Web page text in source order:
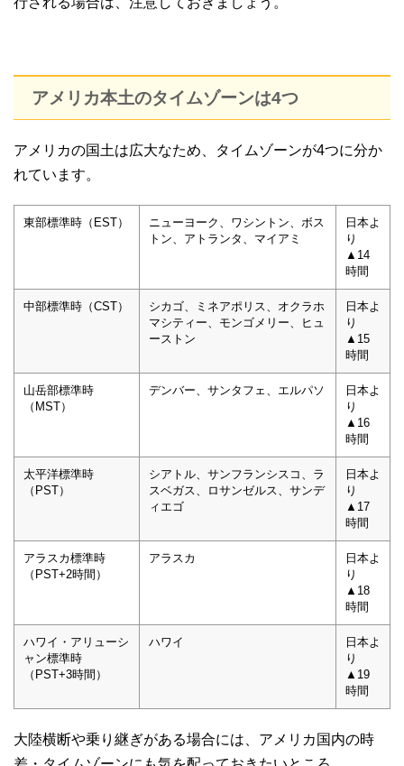
アメリカ本土のタイムゾーンは4つ
アメリカの国土は広大なため、タイムゾーンが4つに分か
れています。
東部標準時（EST）
ニューヨーク、ワシントン、ボス
トン、アトランタ、マイアミ
日本よ
り
▲14
時間
中部標準時（CST）
シカゴ、ミネアポリス、オクラホ
マシティー、モンゴメリー、ヒュ
ーストン
日本よ
り
▲15
時間
山岳部標準時
（MST）
デンバー、サンタフェ、エルパソ
日本よ
り
▲16
時間
太平洋標準時
（PST）
シアトル、サンフランシスコ、ラ
スベガス、ロサンゼルス、サンデ
ィエゴ
日本よ
り
▲17
時間
アラスカ標準時
（PST+2時間）
アラスカ
日本よ
り
▲18
時間
ハワイ・アリューシ
ャン標準時
（PST+3時間）
ハワイ
日本よ
り
▲19
時間
大陸横断や乗り継ぎがある場合には、アメリカ国内の時